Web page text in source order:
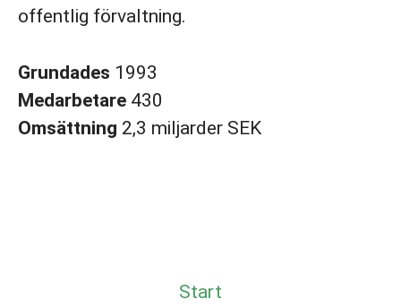
offentlig förvaltning.
Grundades 1993
Medarbetare 430
Omsättning 2,3 miljarder SEK
Start